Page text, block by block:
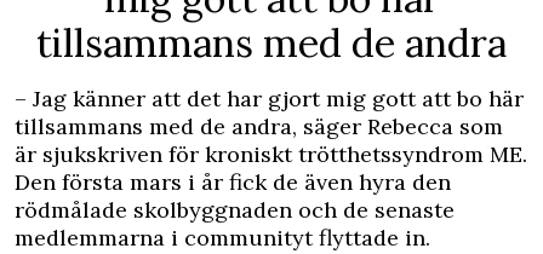
tillsammans med de andra
– Jag känner att det har gjort mig gott att bo här
tillsammans med de andra, säger Rebecca som
är sjukskriven för kroniskt trötthetssyndrom ME.
Den första mars i år fick de även hyra den
rödmålade skolbyggnaden och de senaste
medlemmarna i communityt flyttade in.